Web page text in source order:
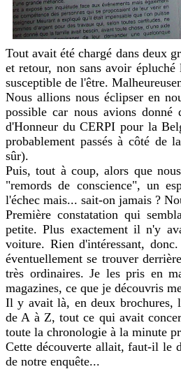
Tout avait été chargé dans deux
et retour, non sans avoir
susceptible de l'être.
Nous allions nous éclipser en
possible car nous avions donné
d'Honneur du CERPI pour la
probablement passés à côté de
sûr).
Puis, tout à coup, alors que
"remords de conscience", un
l'échec mais... sait-on jamais ?
Première constatation qui
petite. Plus exactement il n'y
voiture. Rien d'intéressant,
éventuellement se trouver
très ordinaires. Je les pris en
magazines, ce que je découvris
Il y avait là, en deux brochures,
de A à Z, tout ce qui avait
toute la chronologie à la minute
Cette découverte allait, faut-il le
de notre enquête...